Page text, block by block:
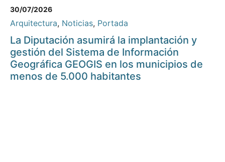
30/07/2026
Arquitectura, Noticias, Portada
La Diputación asumirá la implantación y
gestión del Sistema de Información
Geográfica GEOGIS en los municipios de
menos de 5.000 habitantes